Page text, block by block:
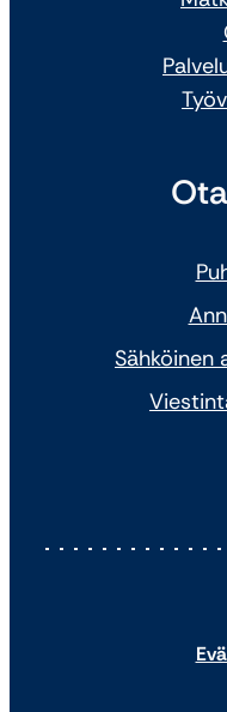
Sähköinen